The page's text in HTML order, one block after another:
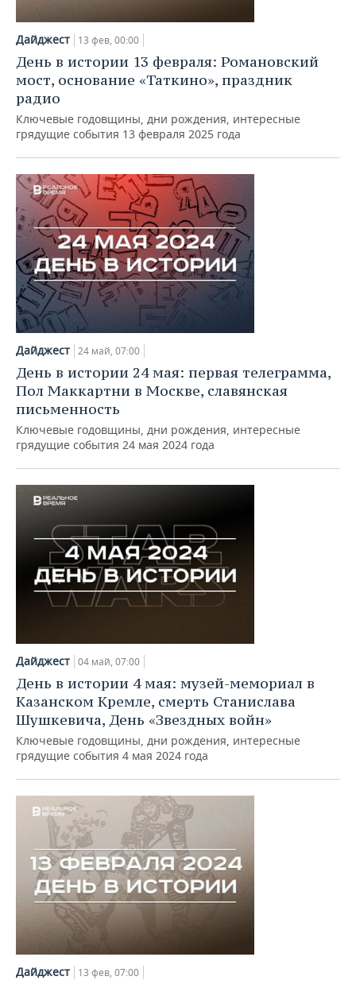
Дайджест 13 фев, 00:00
День в истории 13 февраля: Романовский
мост, основание «Таткино», праздник
радио
Ключевые годовщины, дни рождения, интересные
грядущие события 13 февраля 2025 года
Дайджест 24 май, 07:00
День в истории 24 мая: первая телеграмма,
Пол Маккартни в Москве, славянская
письменность
Ключевые годовщины, дни рождения, интересные
грядущие события 24 мая 2024 года
Дайджест 04 май, 07:00
День в истории 4 мая: музей-мемориал в
Казанском Кремле, смерть Станислава
Шушкевича, День «Звездных войн»
Ключевые годовщины, дни рождения, интересные
грядущие события 4 мая 2024 года
Дайджест 13 фев, 07:00